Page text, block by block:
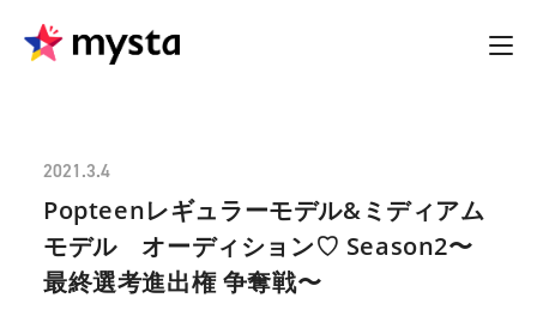
2021.3.4
Popteenレギュラーモデル&ミディアム
モデル オーディション♡ Season2〜
最終選考進出権 争奪戦〜